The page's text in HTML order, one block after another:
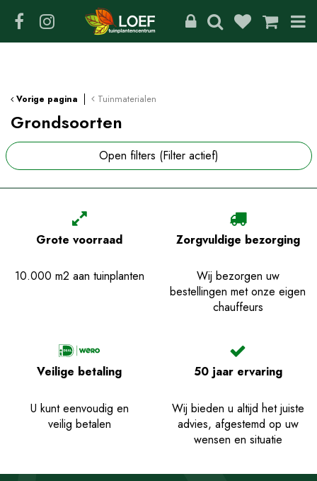
t
Vorige pagina Tuinmaterialen
Grondsoorten
Open filters (Filter actief)
Grote voorraad
10.000 m2 aan tuinplanten
Zorgvuldige bezorging
Wij bezorgen uw
bestellingen met onze eigen
chauffeurs
Veilige betaling
U kunt eenvoudig en
veilig betalen
50 jaar ervaring
Wij bieden u altijd het juiste
advies, afgestemd op uw
wensen en situatie